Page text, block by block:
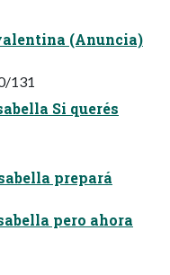
(Anuncia)
131
Si querés
prepará
pero ahora